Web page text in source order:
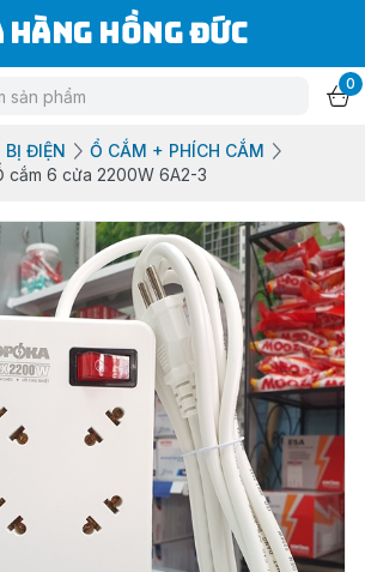
Hàng Hồng Đức
0
BỊ ĐIỆN
Ổ CẮM + PHÍCH CẮM
cắm 6 cửa 2200W 6A2-3